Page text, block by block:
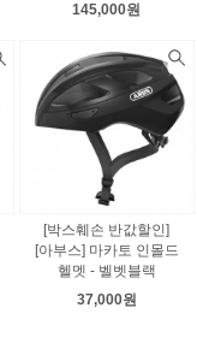
145,000원
[박스훼손 반값할인]
[아부스] 마카토 인몰드
헬멧 - 벨벳블랙
37,000원